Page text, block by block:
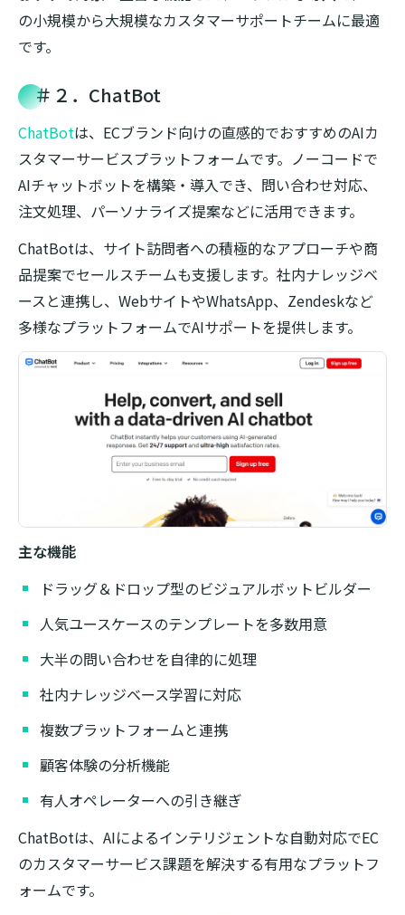
の小規模から大規模なカスタマーサポートチームに最適
です。
＃２．ChatBot
ChatBotは、ECブランド向けの直感的でおすすめのAIカ
スタマーサービスプラットフォームです。ノーコードで
AIチャットボットを構築・導入でき、問い合わせ対応、
注文処理、パーソナライズ提案などに活用できます。
ChatBotは、サイト訪問者への積極的なアプローチや商
品提案でセールスチームも支援します。社内ナレッジベ
ースと連携し、WebサイトやWhatsApp、Zendeskなど
多様なプラットフォームでAIサポートを提供します。
主な機能
ドラッグ＆ドロップ型のビジュアルボットビルダー
人気ユースケースのテンプレートを多数用意
大半の問い合わせを自律的に処理
社内ナレッジベース学習に対応
複数プラットフォームと連携
顧客体験の分析機能
有人オペレーターへの引き継ぎ
ChatBotは、AIによるインテリジェントな自動対応でEC
のカスタマーサービス課題を解決する有用なプラットフ
ォームです。